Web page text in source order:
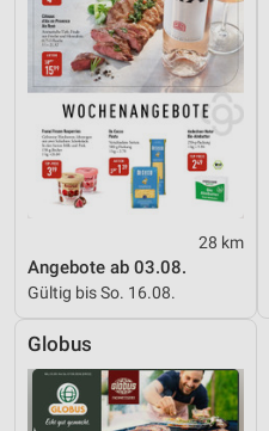
28 km
Angebote ab 03.08.
Gültig bis So. 16.08.
Globus